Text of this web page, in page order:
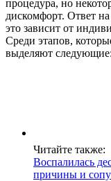
процедура, но
дискомфорт. Ответ
это зависит от
Среди этапов,
выделяют следующие:
Читайте также:
Воспалилась
причины и